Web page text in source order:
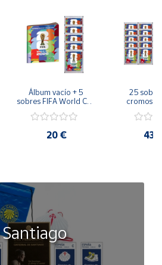
Álbum vacío + 5
sobres FIFA World Cup
Colección Oficial
20 €
25
cromos
Sticker